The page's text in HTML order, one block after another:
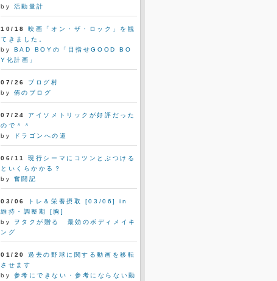
by 活動量計
10/18
映画「オン・ザ・ロック」を観
てきました。
by BAD BOYの「目指せGOOD BO
Y化計画」
07/26
ブログ村
by 侑のブログ
07/24
アイソメトリックが好評だった
ので＾＾
by
ドラゴンへの道
06/11
現行シーマにコツンとぶつける
といくらかかる？
by 奮闘記
03/06
トレ＆栄養摂取 [03/06] in
維持・調整期 [胸]
by
ヲタクが贈る 最効のボディメイキ
ング
01/20
過去の野球に関する動画を移転
させます
by 参考にできない・参考にならない動